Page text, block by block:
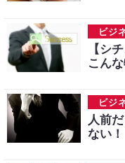
ビジ
【シ
こん
ビジ
人前
ない！